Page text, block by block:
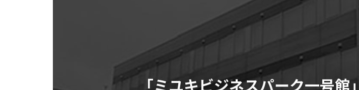
「ミユキビジネスパーク一号